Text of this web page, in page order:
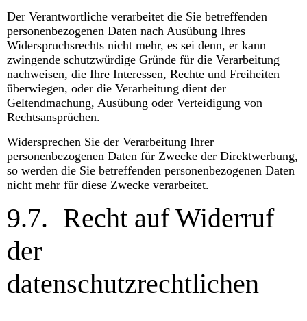
Der Verantwortliche verarbeitet die Sie betreffenden
personenbezogenen Daten nach Ausübung Ihres
Widerspruchsrechts nicht mehr, es sei denn, er kann
zwingende schutzwürdige Gründe für die Verarbeitung
nachweisen, die Ihre Interessen, Rechte und Freiheiten
überwiegen, oder die Verarbeitung dient der
Geltendmachung, Ausübung oder Verteidigung von
Rechtsansprüchen.
Widersprechen Sie der Verarbeitung Ihrer
personenbezogenen Daten für Zwecke der Direktwerbung,
so werden die Sie betreffenden personenbezogenen Daten
nicht mehr für diese Zwecke verarbeitet.
9.7. Recht auf Widerruf
der
datenschutzrechtlichen